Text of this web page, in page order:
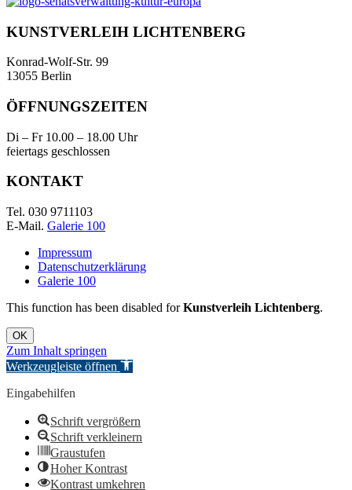
KUNSTVERLEIH LICHTENBERG
Konrad-Wolf-Str. 99
13055 Berlin
ÖFFNUNGSZEITEN
Di – Fr 10.00 – 18.00 Uhr
feiertags geschlossen
KONTAKT
Tel. 030 9711103
E-Mail. Galerie 100
Impressum
Datenschutzerklärung
Galerie 100
This function has been disabled forKunstverleih Lichtenberg.
OK
Zum Inhalt springen
Werkzeugleiste öffnen
Eingabehilfen
Schrift vergrößern
Schrift verkleinern
Graustufen
Hoher Kontrast
Kontrast umkehren